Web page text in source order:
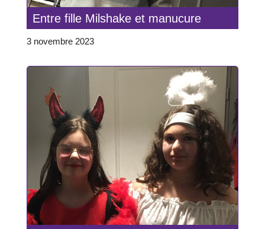
Entre fille Milshake et manucure
3 novembre 2023